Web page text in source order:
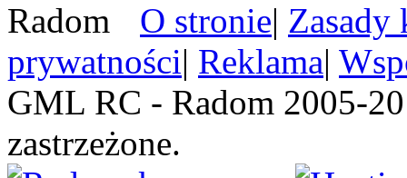
O stronie| Zasady
prywatności| Reklama|
GML RC - Radom 2005-
zastrzeżone.